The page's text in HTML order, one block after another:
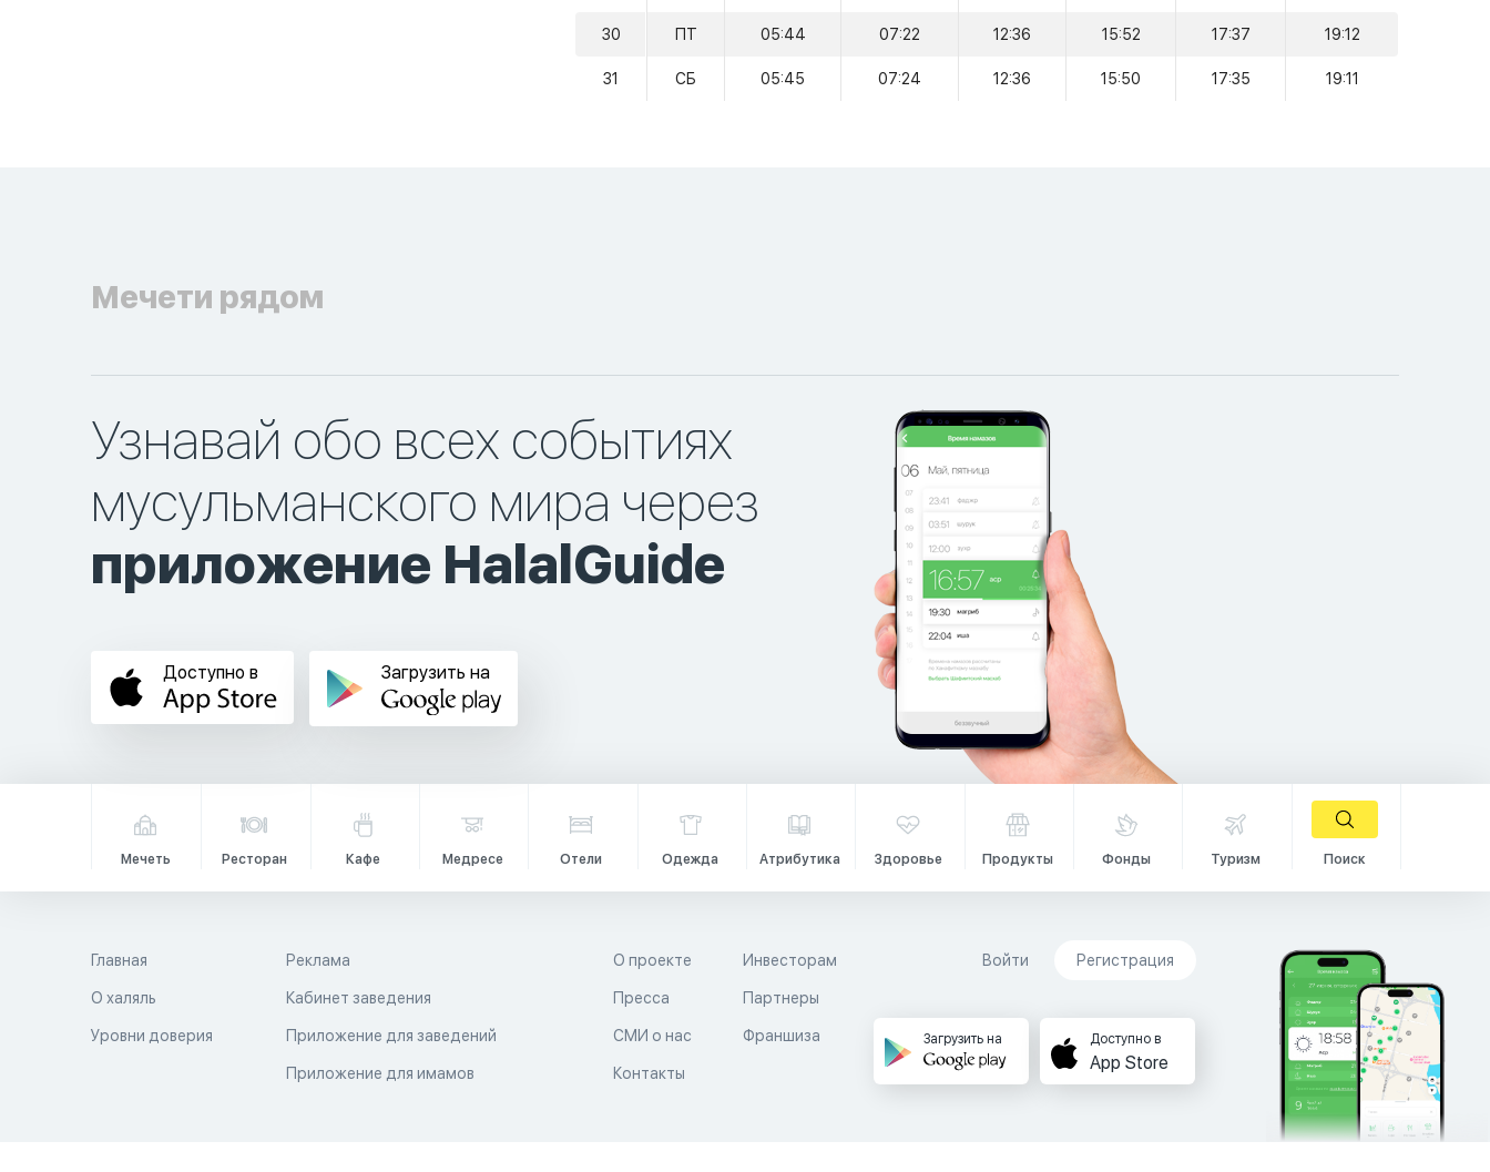
30 ПТ 05:44 07:22 12:36 15:52 17:37 19:12
31 СБ 05:45 07:24 12:36 15:50 17:35 19:11
Мечети рядом
Узнавай обо всех событиях
мусульманского мира через
приложение HalalGuide
Доступно в Загрузить на
Мечеть Ресторан Кафе Медресе Отели Одежда Атрибутика Здоровье Продукты Фонды Туризм Поиск
Главная
О халяль
Уровни доверия
Реклама
Кабинет заведения
Приложение для заведений
Приложение для имамов
О проекте
Пресса
СМИ о нас
Контакты
Инвесторам
Партнеры
Франшиза
Войти Регистрация
Загрузить на Доступно в
App Store